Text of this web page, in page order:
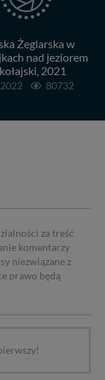
Żeglarska w
nad jeziorem
2021
80732
za treść
komentarzy
niezwiązane z
prawo będą